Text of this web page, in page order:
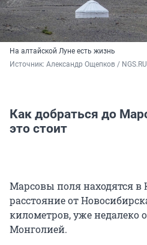
На алтайской Луне есть жизнь
Источник: Александр Ощепков / NGS.RU
Как добраться до
это стоит
Марсовы поля находятся
расстояние от
километров, уже недалеко
Монголией.